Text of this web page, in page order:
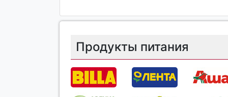
Продукты питания